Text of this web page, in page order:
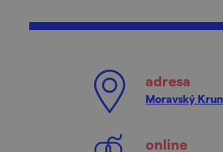
adresa
Moravský
online